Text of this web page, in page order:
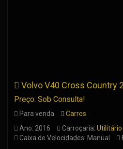
Volvo V40 Cross Country
Preço: Sob Consulta!
Para venda
Carros
Ano: 2016
Carroçaria: Utilitário
Caixa de Velocidades: Manual